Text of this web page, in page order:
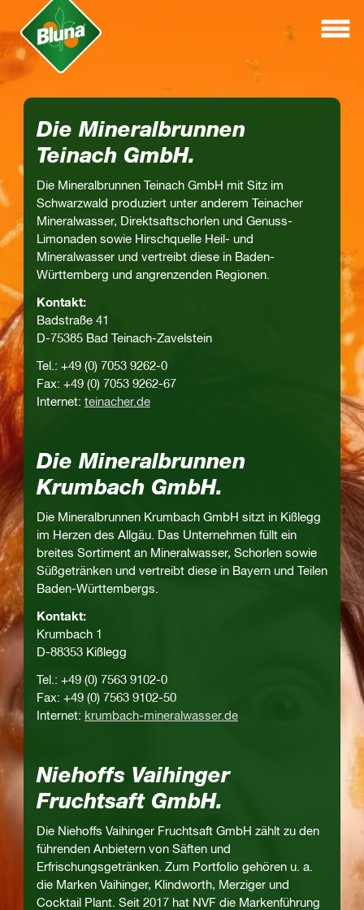
Die Mineralbrunnen
Teinach GmbH.
Die Mineralbrunnen Teinach GmbH mit Sitz im
Schwarzwald produziert unter anderem Teinacher
Mineralwasser, Direktsaftschorlen und Genuss-
Limonaden sowie Hirschquelle Heil- und
Mineralwasser und vertreibt diese in Baden-
Württemberg und angrenzenden Regionen.
Kontakt:
Badstraße 41
D-75385 Bad Teinach-Zavelstein
Tel.: +49 (0) 7053 9262-0
Fax: +49 (0) 7053 9262-67
Internet: teinacher.de
Die Mineralbrunnen
Krumbach GmbH.
Die Mineralbrunnen Krumbach GmbH sitzt in Kißlegg
im Herzen des Allgäu. Das Unternehmen füllt ein
breites Sortiment an Mineralwasser, Schorlen sowie
Süßgetränken und vertreibt diese in Bayern und Teilen
Baden-Württembergs.
Kontakt:
Krumbach 1
D-88353 Kißlegg
Tel.: +49 (0) 7563 9102-0
Fax: +49 (0) 7563 9102-50
Internet: krumbach-mineralwasser.de
Niehoffs Vaihinger
Fruchtsaft GmbH.
Die Niehoffs Vaihinger Fruchtsaft GmbH zählt zu den
führenden Anbietern von Säften und
Erfrischungsgetränken. Zum Portfolio gehören u. a.
die Marken Vaihinger, Klindworth, Merziger und
Cocktail Plant. Seit 2017 hat NVF die Markenführung